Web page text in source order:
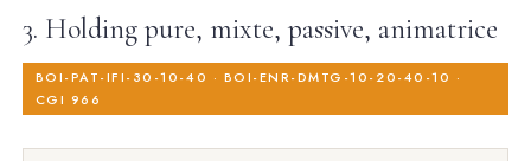
3. Holding pure, mixte, passive, animatrice
BOI-PAT-IFI-30-10-40 · BOI-ENR-DMTG-10-20-40-10 ·
CGI 966